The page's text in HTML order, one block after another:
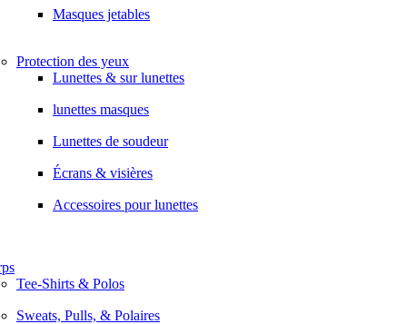
Masques jetables
Protection des yeux
Lunettes & sur lunettes
lunettes masques
Lunettes de soudeur
Écrans & visières
Accessoires pour lunettes
Tee-Shirts & Polos
Sweats, Pulls, & Polaires